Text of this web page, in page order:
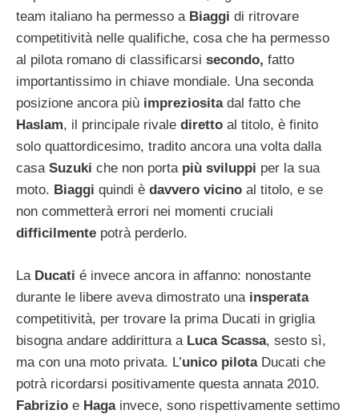
team italiano ha permesso a Biaggi di ritrovare
competitività nelle qualifiche, cosa che ha permesso
al pilota romano di classificarsi secondo, fatto
importantissimo in chiave mondiale. Una seconda
posizione ancora più impreziositadal fatto che
Haslam, il principale rivale diretto al titolo, è finito
solo quattordicesimo, tradito ancora una volta dalla
casa Suzuki che non portapiù sviluppi per la sua
moto. Biaggi quindi è davvero vicino al titolo, e se
non commetterà errori nei momenti cruciali
difficilmente potrà perderlo.
La Ducati é invece ancora in affanno: nonostante
durante le libere aveva dimostrato una insperata
competitività, per trovare la prima Ducati in griglia
bisogna andare addirittura a Luca Scassa, sesto sì,
ma con una moto privata. L’unico pilotaDucati che
potrà ricordarsi positivamente questa annata 2010.
Fabrizio e Haga invece, sono rispettivamente settimo